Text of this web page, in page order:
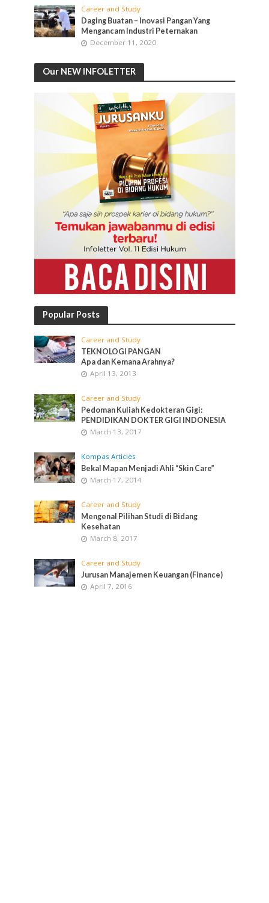
Career and Study
Daging Buatan – Inovasi Pangan Yang
Mengancam Industri Peternakan
December 11, 2020
Our NEW INFOLETTER
Popular Posts
Career and Study
TEKNOLOGI PANGAN
Apa dan Kemana Arahnya?
April 13, 2013
Career and Study
Pedoman Kuliah Kedokteran Gigi:
PENDIDIKAN DOKTER GIGI INDONESIA
March 13, 2017
Kompas Articles
Bekal Mapan Menjadi Ahli “Skin Care”
March 17, 2014
Career and Study
Mengenal Pilihan Studi di Bidang
Kesehatan
March 8, 2017
Career and Study
Jurusan Manajemen Keuangan (Finance)
April 7, 2016